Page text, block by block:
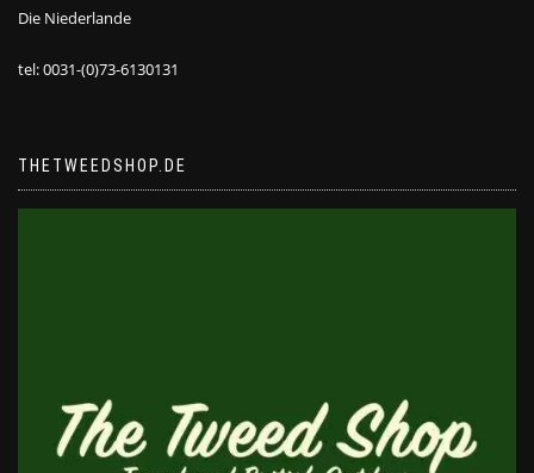
Die Niederlande
tel: 0031-(0)73-6130131
THETWEEDSHOP.DE